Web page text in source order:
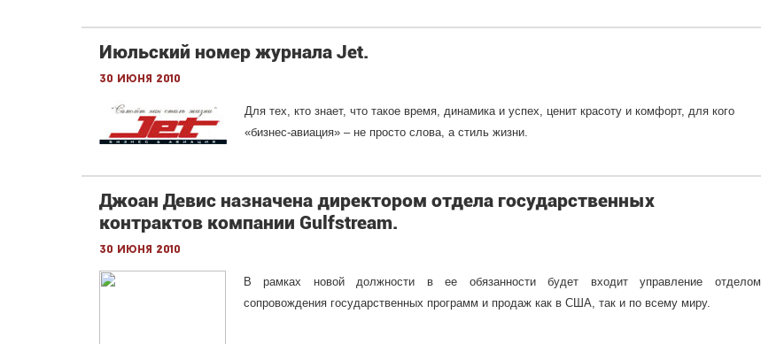
Июльский номер журнала Jet.
30 июня 2010
Для тех, кто знает, что такое время, динамика и успех, ценит красоту и комфорт, для кого
«бизнес-авиация» – не просто слова, а стиль жизни.
Джоан Девис назначена директором отдела государственных
контрактов компании Gulfstream.
30 июня 2010
В рамках новой должности в ее обязанности будет входит управление отделом
сопровождения государственных программ и продаж как в США, так и по всему миру.